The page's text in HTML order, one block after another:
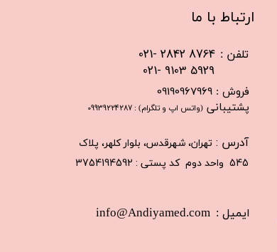
​ارتباط با ما
021- 2842 8764
​info@Andiyamed.com
​تلفن :
ایمیل :
​آدرس : تهران، شهرقدس، بلوار کلهر، پلاک
545 واحد دوم کد پستی : 3754194592
​فروش : 09190967969
​پشتیبانی (واتس اپ و تلگرام) : 09939224287
021- 9103 5929